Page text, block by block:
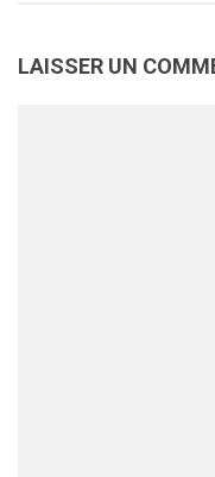
LAISSER UN